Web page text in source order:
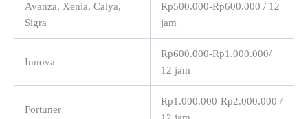
Avanza, Xenia, Calya,
Sigra
Rp500.000-Rp600.000 / 12
jam
Innova
Rp600.000-Rp1.000.000/
12 jam
Fortuner
Rp1.000.000-Rp2.000.000 /